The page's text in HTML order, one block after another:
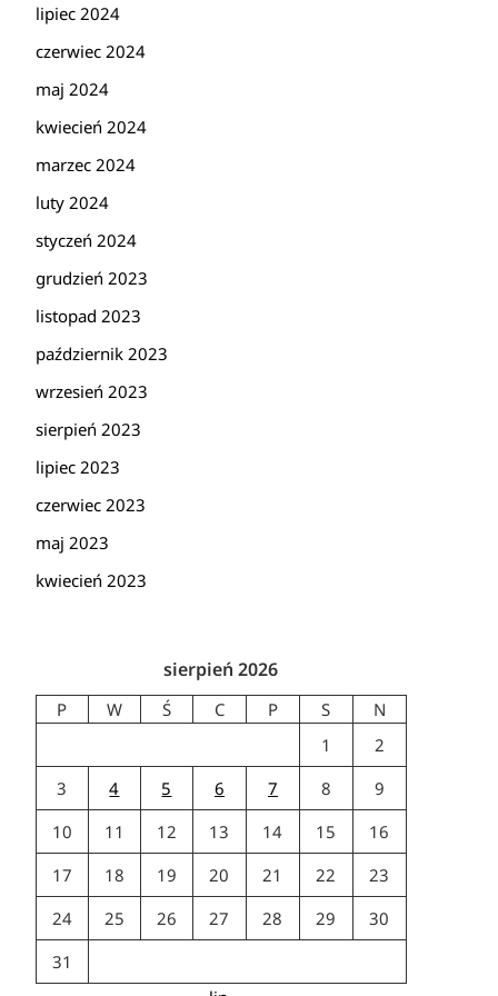
lipiec 2024
czerwiec 2024
maj 2024
kwiecień 2024
marzec 2024
luty 2024
styczeń 2024
grudzień 2023
listopad 2023
październik 2023
wrzesień 2023
sierpień 2023
lipiec 2023
czerwiec 2023
maj 2023
kwiecień 2023
sierpień 2026
P W Ś C P S
N
1
2
3
4 5 6 7 8
9
10
11 12 13 14 15
16
17
18 19 20 21 22
23
24
25 26 27 28 29
30
31